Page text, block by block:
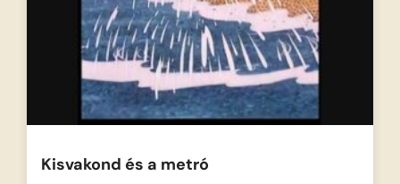
Kisvakond és a metró